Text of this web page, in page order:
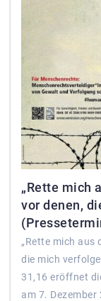
„Rette mich
vor denen,
„Rette mich aus
die mich
31,16 eröffnet
am 7.